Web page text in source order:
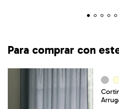
Para comprar con